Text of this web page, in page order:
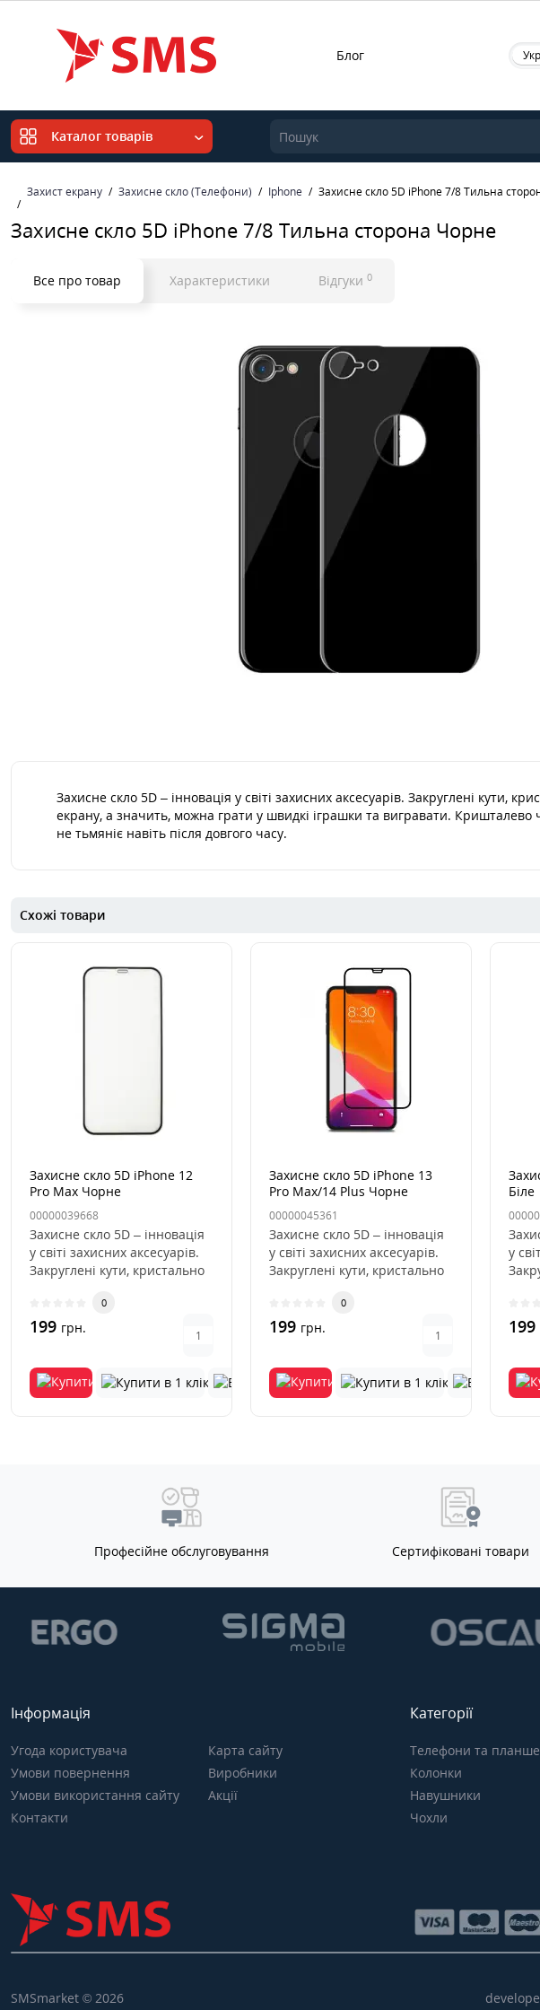
Блог
Каталог товарів
Захист екрану Захисне скло (Телефони) Iphone Захисне скло 5D iPhone 7/8 Тильна
Захисне скло 5D iPhone 7/8 Тильна сторона Чорне
Все про товар Характеристики Відгуки 0
Захисне скло 5D – інновація у світі захисних аксесуарів. Закруглені кути,
екрану, а значить, можна грати у швидкі іграшки та вигравати. Кришталево
не тьмяніє навіть після довгого часу.
Схожі товари
Захисне скло 5D iPhone 12
Pro Max Чорне
00000039668
Захисне скло 5D – інновація
у світі захисних аксесуарів.
Закруглені кути, кристально
0
199 грн.
Захисне скло 5D iPhone 13
Pro Max/14 Plus Чорне
00000045361
Захисне скло 5D – інновація
у світі захисних аксесуарів.
Закруглені кути, кристально
0
199 грн.
Біле
у
199
Професійне обслуговування Сертифіковані товари
Інформація
Угода користувача
Умови повернення
Умови використання сайту
Контакти
Карта сайту
Виробники
Акції
Категорії
Телефони та
Колонки
Навушники
Чохли
SMSmarket © 2026